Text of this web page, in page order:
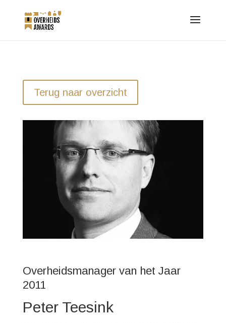
Terug naar overzicht
Overheidsmanager van het Jaar
2011
Peter Teesink